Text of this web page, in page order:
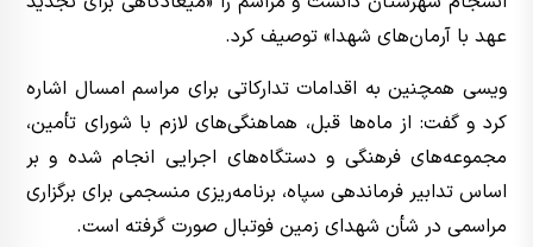
عهد با آرمان‌های شهدا» توصیف کرد.
ویسی همچنین به اقدامات تدارکاتی برای مراسم امسال اشاره
کرد و گفت: از ماه‌ها قبل، هماهنگی‌های لازم با شورای تأمین،
مجموعه‌های فرهنگی و دستگاه‌های اجرایی انجام شده و بر
اساس تدابیر فرماندهی سپاه، برنامه‌ریزی منسجمی برای برگزاری
مراسمی در شأن شهدای زمین فوتبال صورت گرفته است.